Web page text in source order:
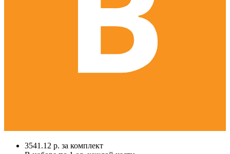
3541.12 р. за комплект